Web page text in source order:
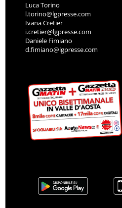
Luca Torino
l.torino@lgpresse.com
Ivana Cretier
i.cretier@lgpresse.com
Daniele Fimiano
d.fimiano@lgpresse.com